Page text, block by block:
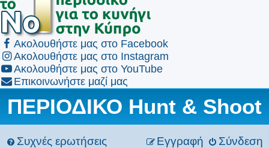
Ακολουθήστε μας στο Facebook
Ακολουθήστε μας στο Instagram
Ακολουθήστε μας στο YouTube
Επικοινωνήστε μαζί μας
ΠΕΡΙΟΔΙΚΟ Hunt & Shoot
Συχνές ερωτήσεις Σύνδεση
Εγγραφή